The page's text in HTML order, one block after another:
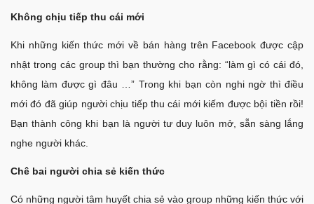
Không chịu tiếp thu cái mới
Khi những kiến thức mới về bán hàng trên Facebook được cập
nhật trong các group thì bạn thường cho rằng: “làm gì có cái đó,
không làm được gì đâu …” Trong khi bạn còn nghi ngờ thì điều
mới đó đã giúp người chịu tiếp thu cái mới kiếm được bội tiền rồi!
Bạn thành công khi bạn là người tư duy luôn mở, sẵn sàng lắng
nghe người khác.
Chê bai người chia sẻ kiến thức
Có những người tâm huyết chia sẻ vào group những kiến thức với